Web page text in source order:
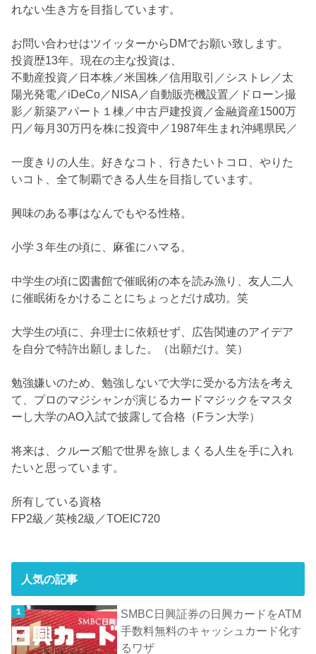
れない生き方を目指しています。
お問い合わせはツイッターからDMでお願い致します。
投資歴13年。現在の主な投資は、
不動産投資／日本株／米国株／信用取引／シストレ／太
陽光発電／iDeCo／NISA／自動販売機設置／ドローン撮
影／新築アパート１棟／中古戸建投資／金融資産1500万
円／毎月30万円を株に投資中／1987年生まれ沖縄県民／
一度きりの人生。好きなコト、行きたいトコロ、やりた
いコト、全て制覇できる人生を目指しています。
興味のある事はなんでもやる性格。
小学３年生の頃に、麻雀にハマる。
中学生の頃に図書館で催眠術の本を読み漁り、友人二人
に催眠術をかけることにちょっとだけ成功。笑
大学生の頃に、弁理士に依頼せず、広告関連のアイデア
を自分で特許出願しました。（出願だけ。笑）
勉強嫌いのため、勉強しないで大学に受かる方法を考え
て、プロのマジシャンが演じるカードマジックをマスタ
ーし大学のAO入試で披露して合格（Fラン大学）
将来は、クルーズ船で世界を旅しまくる人生を手に入れ
たいと思っています。
所有している資格
FP2級／英検2級／TOEIC720
人気の記事
SMBC日興証券の日興カードをATM
手数料無料のキャッシュカード化す
るワザ